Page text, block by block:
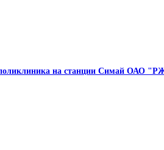
поликлиника на станции Симай ОАО